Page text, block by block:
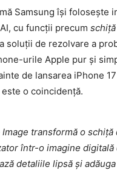
Samsung își folosește
cu funcții precum
soluții de rezolvare a
urile Apple pur și
de lansarea iPhone
o coincidență.
transformă o schiță
într-o imagine digitală
detaliile lipsă și